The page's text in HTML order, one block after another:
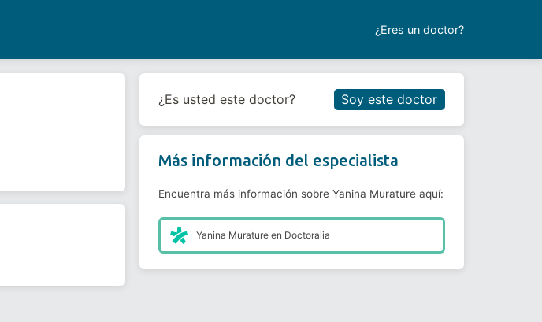
¿Eres un doctor?
Reservar cita
¿Es usted este doctor? Soy este doctor
Más información del especialista
Encuentra más información sobre Yanina Murature aquí:
Yanina Murature en Doctoralia